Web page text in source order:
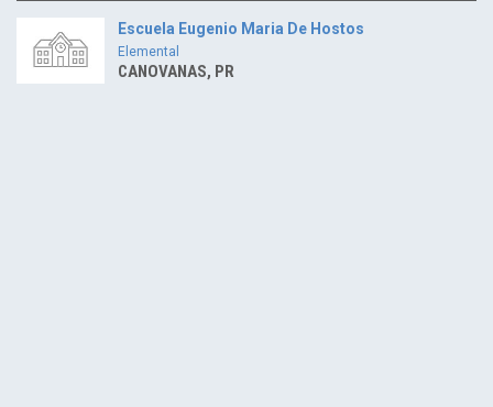
Escuela Eugenio Maria De Hostos
Elemental
CANOVANAS, PR